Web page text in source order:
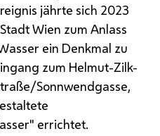
jährte sich 2023
Wien zum Anlass
ein Denkmal zu
zum Helmut-Zilk-
Sonnwendgasse,
errichtet.